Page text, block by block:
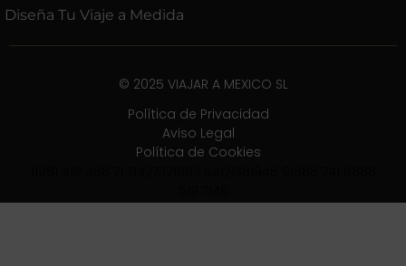
Diseña Tu Viaje a Medida
© 2025 VIAJAR A MEXICO SL
Política de Privacidad
Aviso Legal
Política de Cookies